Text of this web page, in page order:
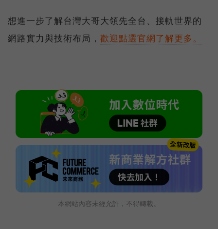
想進一步了解台灣大哥大領先全台、接軌世界的
網路實力與技術布局， 歡迎點選官網了解更多。
本網站內容未經允許，不得轉載。